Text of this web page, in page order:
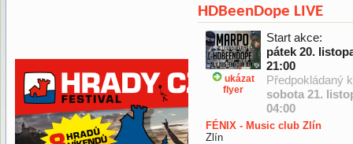
HDBeenDope LIVE
ukázat
flyer
Start akce:
pátek 20.
21:00
Předpokládaný
sobota 21.
04:00
FÉNIX - Music club Zlín
Zlín